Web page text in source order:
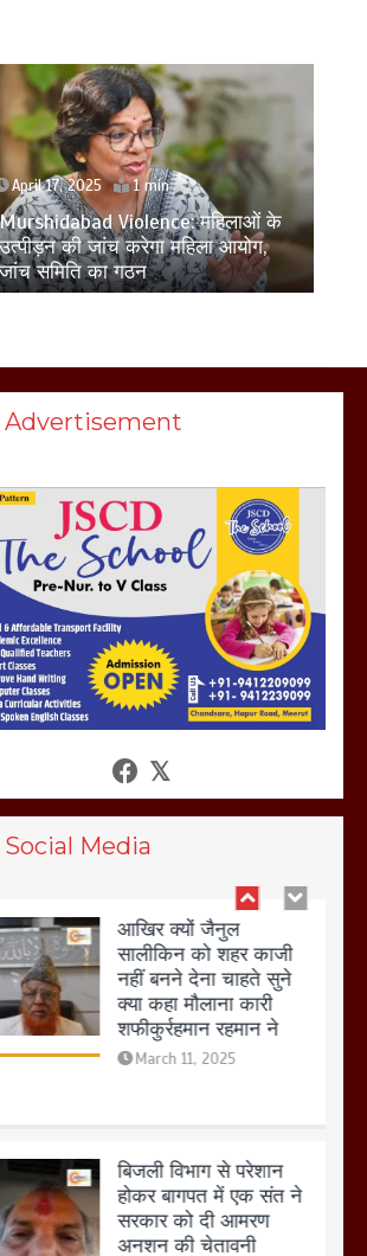
April 17, 2025 1 min
दिल्ली में अवैध रूप से रह रहे आठ
बांग्लादेशी नागरिक हिरासत में लिए गए
Advertisement
Social Media
शफीकुर्रहमान रहमान ने
March 11, 2025
बिजली विभाग से परेशान
होकर बागपत में एक संत ने
सरकार को दी आमरण
अनशन की चेतावनी
उठाकर खाते कुत्ते का
वीडियो इंटरनेट पर जमकर
हो रहा वायरल
March 6, 2025
होलिका रखने पर लात मार
कर होलिका को किया तहस
नहस,मोहल्ले वालों के साथ
की गई गाली गलोच ,कहा
अगर रखी गई होली तो होगा
March 11, 2025
आखिर क्यों जैनुल
सालीकिन को शहर काजी
नहीं बनने देना चाहते सुने
क्या कहा मौलाना कारी
शफीकुर्रहमान रहमान ने
March 11, 2025
बिजली विभाग से परेशान
होकर बागपत में एक संत ने
सरकार को दी आमरण
अनशन की चेतावनी